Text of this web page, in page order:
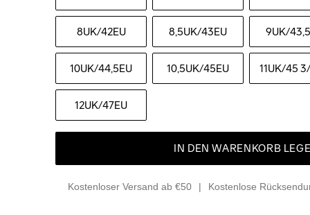
8UK/42EU 8,5UK/43EU 9UK/
10UK/44,5EU 10,5UK/45EU 11UK/45
12UK/47EU
IN DEN WARENKORB
Kostenloser Versand ab €50 Kostenlose